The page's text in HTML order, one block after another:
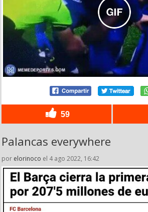
59
Palancas everywhere
por elorinoco el 4 ago 2022, 16:42